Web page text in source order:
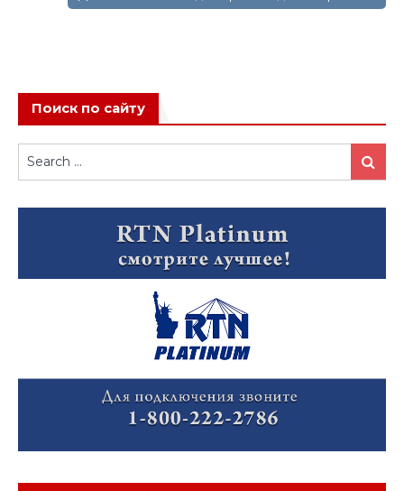
Поиск по сайту
Search
for:
Search